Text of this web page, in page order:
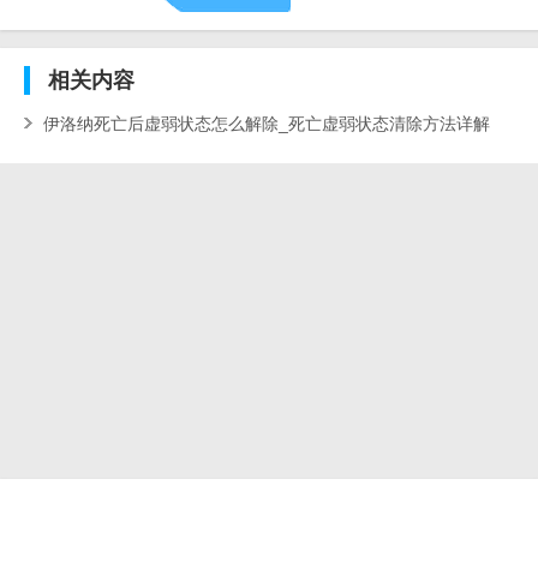
相关内容
伊洛纳死亡后虚弱状态怎么解除_死亡虚弱状态清除方法详解